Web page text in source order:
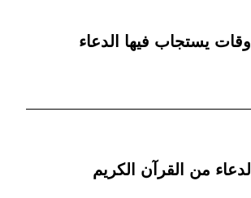
أوقات يستجاب فيها الدعاء
الدعاء من القرآن الكريم